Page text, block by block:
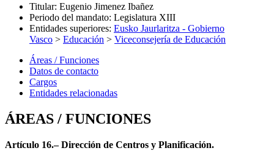
Titular: Eugenio Jimenez Ibañez
Periodo del mandato: Legislatura XIII
Entidades superiores: Eusko Jaurlaritza - Gobierno
Vasco > Educación > Viceconsejería de Educación
Áreas / Funciones
Datos de contacto
Cargos
Entidades relacionadas
ÁREAS / FUNCIONES
Artículo 16.– Dirección de Centros y Planificación.